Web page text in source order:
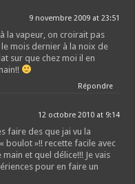
9 novembre 2009 at 23:51
la vapeur, on croirait pas
le mois dernier à la noix de
sur que chez moi il en
Répondre
12 octobre 2010 at 9:14
faire des que jai vu la
boulot »!! recette facile avec
et quel délice!!! Je vais
pour en faire un